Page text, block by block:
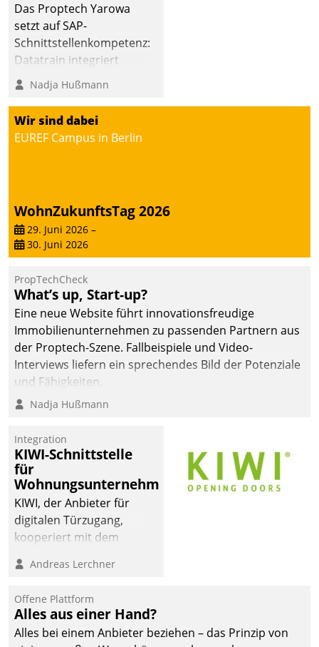
Das Proptech Yarowa
setzt auf SAP-
Schnittstellenkompetenz:
Datatrain integriert
Yarowas Portal zur
Vergabe und Verwaltung
von Aufträgen der
operativen
Instandhaltung in die
– und beschleunigt damit
den Weg vom
Mieteranliegen zum
Nadja Hußmann
Wir sind dabei
EUREF Campus in Berlin
WohnZukunftsTag 2026
29. Juni 2026 –
30. Juni 2026
PropTechCheck
What’s up, Start-up?
Eine neue Website führt innovationsfreudige
Immobilienunternehmen zu passenden Partnern aus
der Proptech-Szene. Fallbeispiele und Video-
Interviews liefern ein sprechendes Bild der Potenziale
und Fähigkeiten.
Nadja Hußmann
Integration
KIWI-Schnittstelle
für
Wohnungsunternehmen
KIWI, der Anbieter für
digitalen Türzugang,
kooperiert mit dem
Softwareentwicklungshaus
Andreas Lerchner
Offene Plattform
Alles aus einer Hand?
Alles bei einem Anbieter beziehen – das Prinzip von